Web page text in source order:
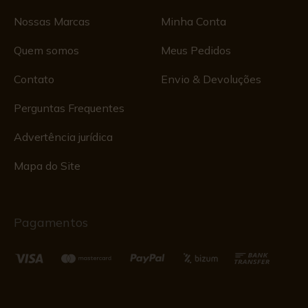
Nossas Marcas
Quem somos
Contato
Perguntas Frequentes
Advertência jurídica
Mapa do Site
Minha Conta
Meus Pedidos
Envio & Devoluções
Pagamentos